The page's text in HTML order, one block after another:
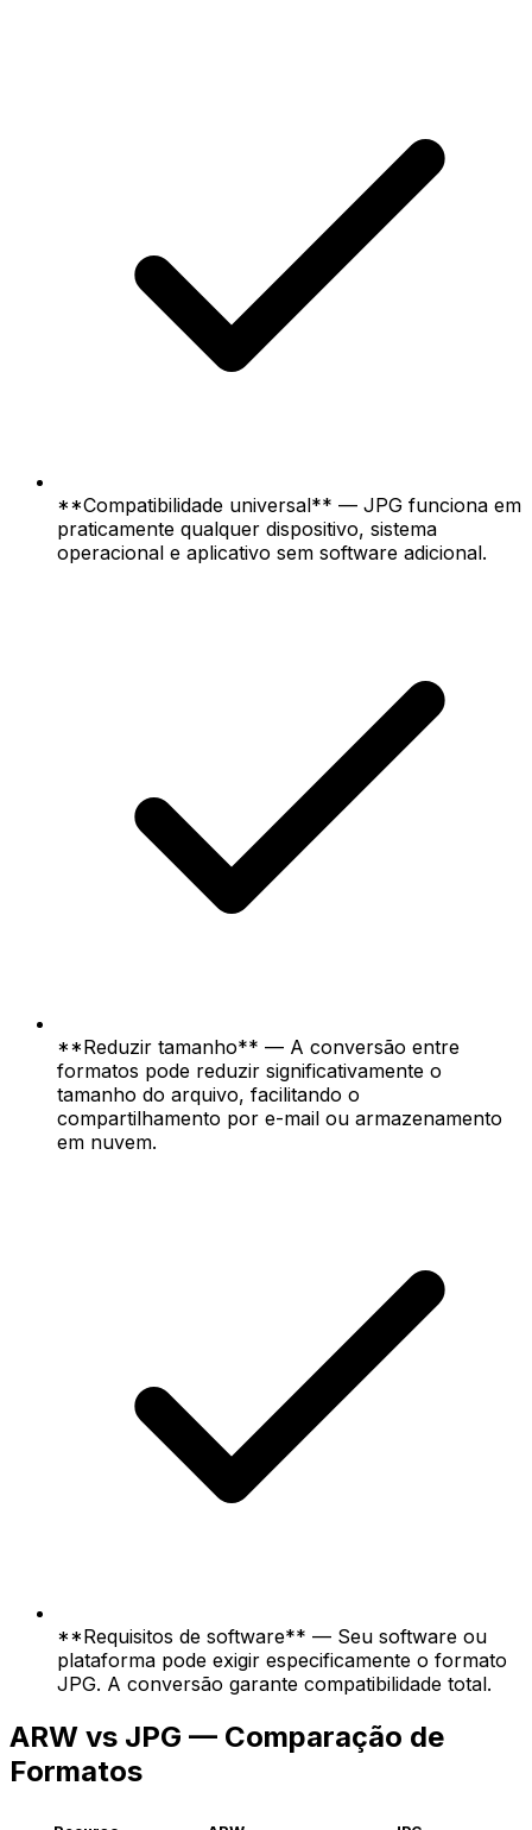
**Compatibilidade universal** — JPG funciona em
praticamente qualquer dispositivo, sistema
operacional e aplicativo sem software adicional.
**Reduzir tamanho** — A conversão entre
formatos pode reduzir significativamente o
tamanho do arquivo, facilitando o
compartilhamento por e-mail ou armazenamento
em nuvem.
**Requisitos de software** — Seu software ou
plataforma pode exigir especificamente o formato
JPG. A conversão garante compatibilidade total.
ARW vs JPG — Comparação de
Formatos